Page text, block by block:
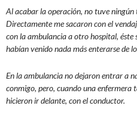
Al acabar la operación, no tuve
Directamente me sacaron con el
con la ambulancia a otro hospital, éste
habían venido nada más enterarse de
En la ambulancia no dejaron entrar a
conmigo, pero, cuando una enfermera
hicieron ir delante, con el conductor.